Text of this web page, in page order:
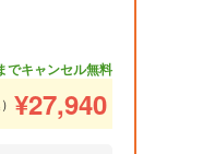
でキャンセル無料
¥27,940